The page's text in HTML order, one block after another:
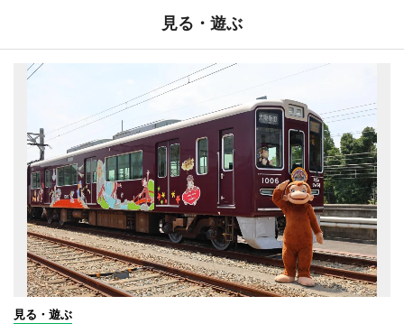
見る・遊ぶ
見る・遊ぶ